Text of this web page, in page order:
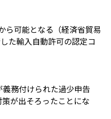
ら可能となる（経済省貿易
た輸入自動許可の認定コ
務付けられた過少申告
が出そろったことにな